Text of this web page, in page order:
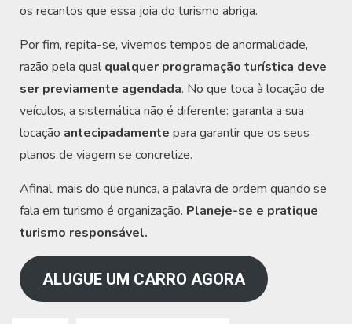
os recantos que essa joia do turismo abriga.
Por fim, repita-se, vivemos tempos de anormalidade,
razão pela qual qualquer programação turística deve
ser previamente agendada. No que toca à locação de
veículos, a sistemática não é diferente: garanta a sua
locação antecipadamente para garantir que os seus
planos de viagem se concretize.
Afinal, mais do que nunca, a palavra de ordem quando se
fala em turismo é organização. Planeje-se e pratique
turismo responsável.
ALUGUE UM CARRO AGORA